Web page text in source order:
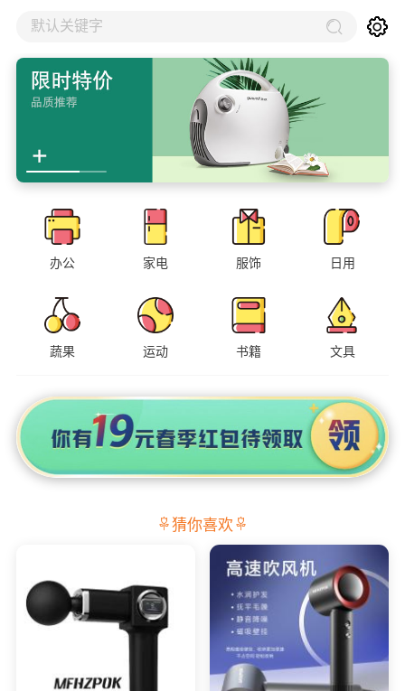
默认关键字
办公 家电 服饰 日用
蔬果 运动 书籍 文具
猜你喜欢